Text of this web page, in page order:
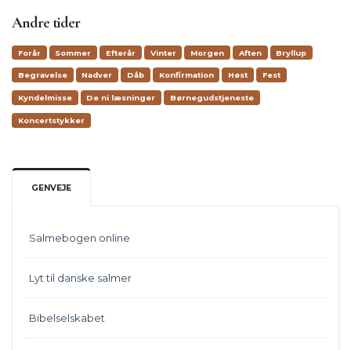
Andre tider
Forår Sommer Efterår Vinter Morgen Aften Bryllup
Begravelse Nadver Dåb Konfirmation Høst Fest
Kyndelmisse De ni læsninger Børnegudstjeneste
Koncertstykker
GENVEJE
Salmebogen online
Lyt til danske salmer
Bibelselskabet